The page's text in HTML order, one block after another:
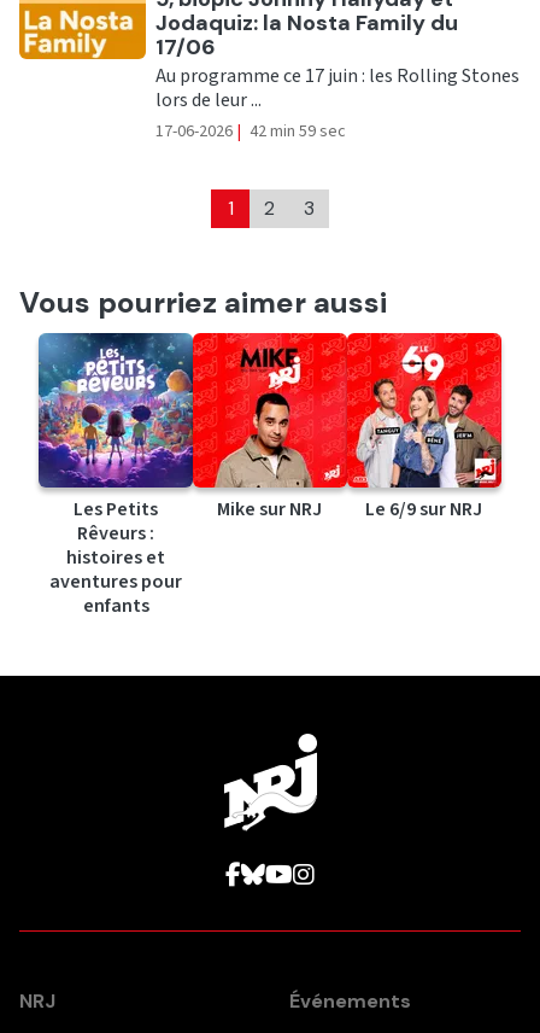
Jodaquiz: la Nosta Family du
17/06
Au programme ce 17 juin : les Rolling Stones
lors de leur ...
17-06-2026 | 42 min 59 sec
1 2 3
Vous pourriez aimer aussi
Les Petits
Rêveurs :
histoires et
aventures pour
enfants
Mike sur NRJ Le 6/9 sur NRJ
NRJ Événements